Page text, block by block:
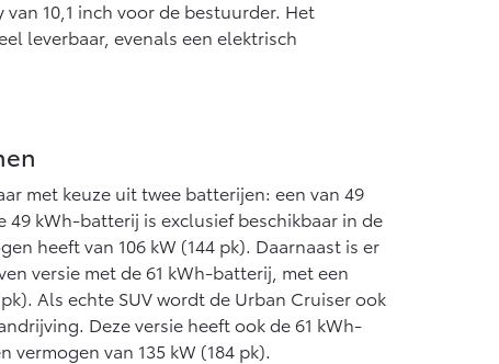
10,1 inch voor de bestuurder. Het
leverbaar, evenals een elektrisch
met keuze uit twee batterijen: een van 49
49 kWh-batterij is exclusief beschikbaar in de
heeft van 106 kW (144 pk). Daarnaast is er
versie met de 61 kWh-batterij, met een
Als echte SUV wordt de Urban Cruiser ook
Deze versie heeft ook de 61 kWh-
vermogen van 135 kW (184 pk).